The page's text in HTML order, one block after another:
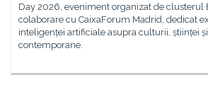
Day 2026, eveniment organizat de clusterul
colaborare cu CaixaForum Madrid, dedicat
inteligenței artificiale asupra culturii, științei
contemporane.